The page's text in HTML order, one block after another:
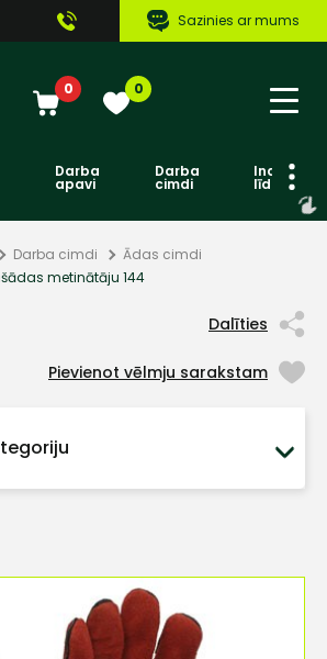
Sazinies ar mums
0 0
Darba
apavi
Darba
cimdi līdzekļi
Darba cimdi
Ādas cimdi
metinātāju 144
Dalīties
Pievienot vēlmju sarakstam